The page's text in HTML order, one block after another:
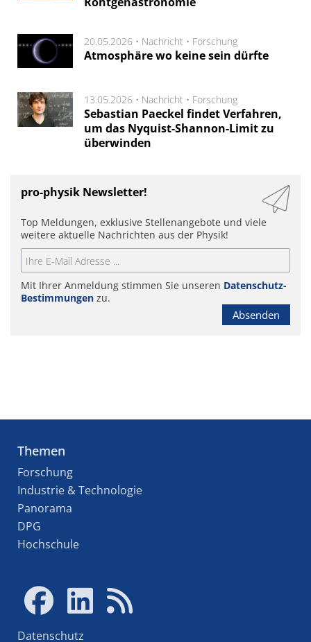
20.05.2026 • Nachricht • Forschung
Atmosphäre wo keine sein dürfte
13.05.2026 • Nachricht • Forschung
Sebastian Paeckel findet Verfahren,
um das Nyquist-Shannon-Limit zu
überwinden
pro-physik Newsletter!
Top Meldungen, exklusive Stellenangebote und viele
weitere aktuelle Nachrichten aus der Physik!
Mit Ihrer Anmeldung stimmen Sie unseren Datenschutz-
Bestimmungen zu.
Absenden
Themen
Forschung
Industrie & Technologie
Panorama
DPG
Hochschule
Datenschutz